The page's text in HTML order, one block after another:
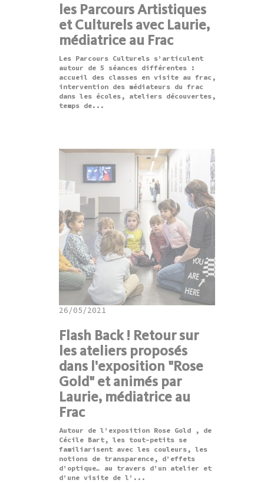
les Parcours Artistiques
et Culturels avec Laurie,
médiatrice au Frac
Les Parcours Culturels s’articulent
autour de 5 séances différentes :
accueil des classes en visite au frac,
intervention des médiateurs du frac
dans les écoles, ateliers découvertes,
temps de...
26/05/2021
Flash Back ! Retour sur
les ateliers proposés
dans l'exposition "Rose
Gold" et animés par
Laurie, médiatrice au
Frac
Autour de l’exposition Rose Gold , de
Cécile Bart, les tout-petits se
familiarisent avec les couleurs, les
notions de transparence, d’effets
d’optique… au travers d’un atelier et
d’une visite de l’...